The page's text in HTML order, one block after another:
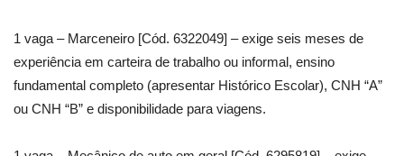
1 vaga – Marceneiro [Cód. 6322049] – exige seis meses de
experiência em carteira de trabalho ou informal, ensino
fundamental completo (apresentar Histórico Escolar), CNH “A”
ou CNH “B” e disponibilidade para viagens.